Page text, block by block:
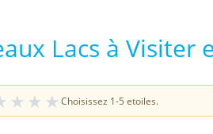
Lacs à Visiter
★ ★ ★ Choisissez 1-5 etoiles.